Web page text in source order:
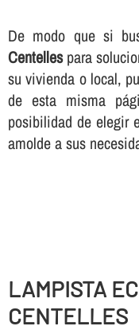
De modo que si
Centellespara
su vivienda o local,
de esta misma
posibilidad de elegir
amolde a sus
LAMPISTA
CENTELLES